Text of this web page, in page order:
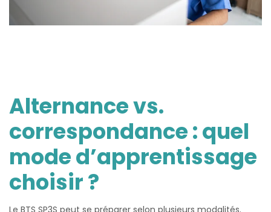
Alternance vs.
correspondance : quel
mode d’apprentissage
choisir ?